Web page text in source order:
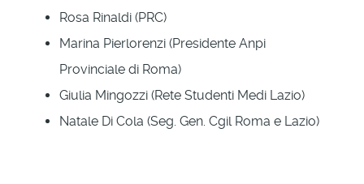
Rosa Rinaldi (PRC)
Marina Pierlorenzi (Presidente Anpi
Provinciale di Roma)
Giulia Mingozzi (Rete Studenti Medi Lazio)
Natale Di Cola (Seg. Gen. Cgil Roma e Lazio)